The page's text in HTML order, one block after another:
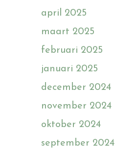
april 2025
maart 2025
februari 2025
januari 2025
december 2024
november 2024
oktober 2024
september 2024